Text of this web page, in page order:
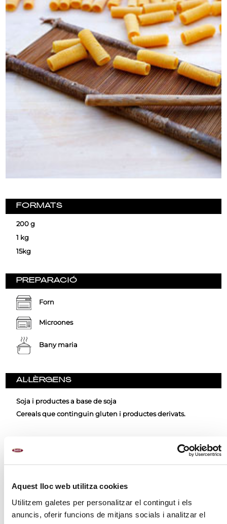
Aquest lloc web utilitza cookies
Utilitzem galetes per personalitzar el contingut i els
anuncis, oferir funcions de mitjans socials i analitzar el
FORMATS
200 g
1 kg
15kg
PREPARACIÓ
Forn
Microones
Bany maria
AL·LÈRGENS
Soja i productes a base de soja
Cereals que continguin gluten i productes derivats.
RECOMANACIONS
VALORS NUTRICIONALS